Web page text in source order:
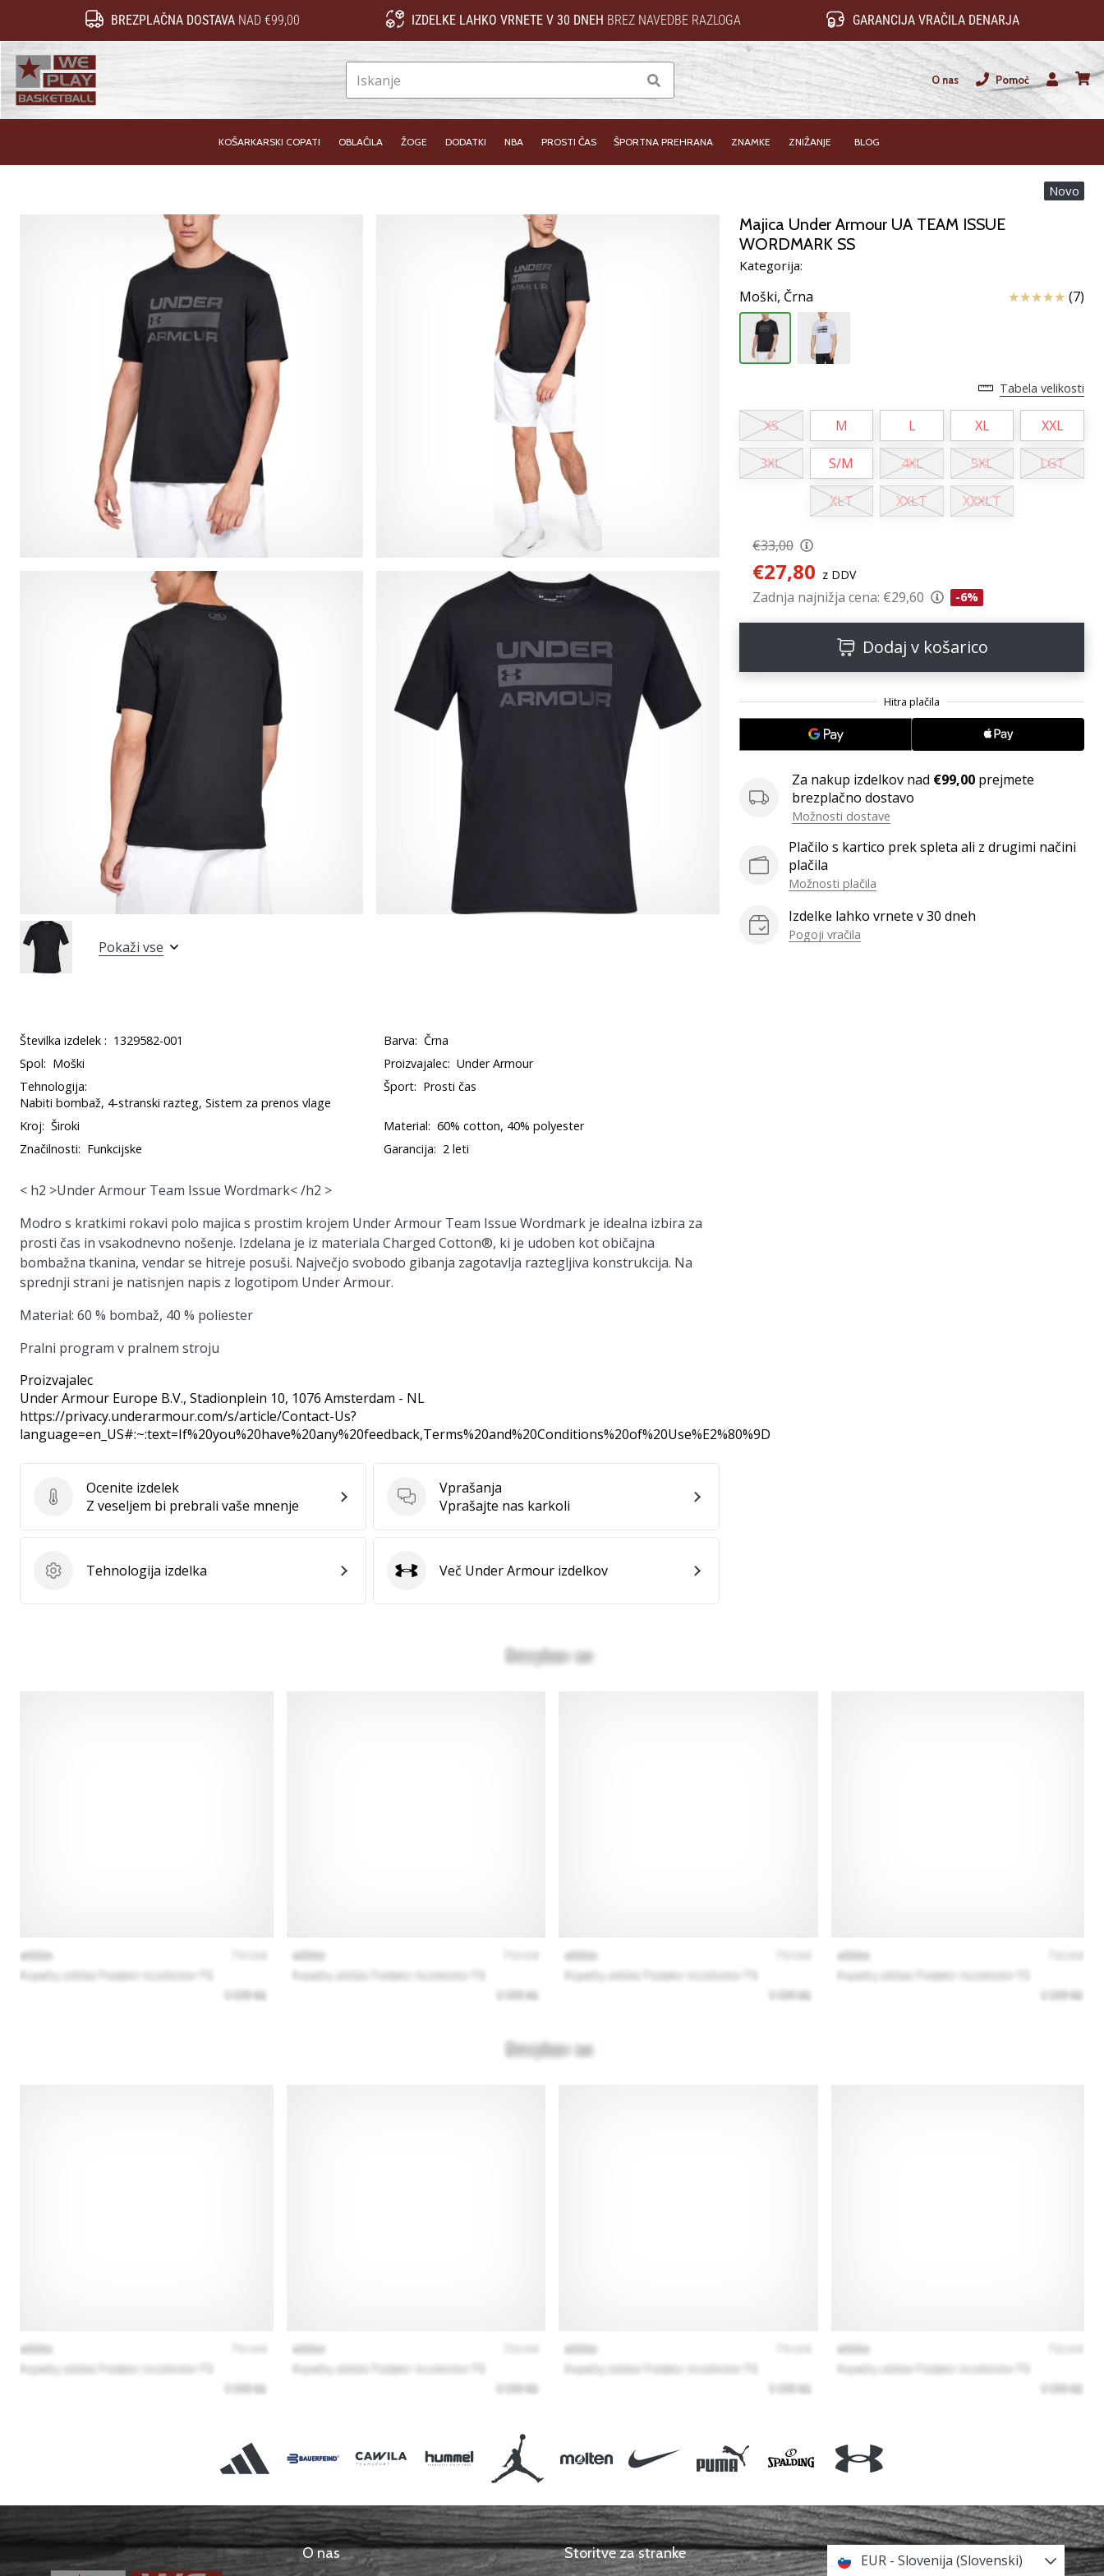
BREZPLAČNA DOSTAVA NAD €99,00 IZDELKE LAHKO VRNETE V 30 DNEH BREZ NAVEDBE RAZLOGA GARANCIJA VRAČILA DENARJA
Iskanje O nas
Pomoč
Uporabnik
KOŠARKARSKI COPATI OBLAČILA ŽOGE DODATKI NBA PROSTI ČAS ŠPORTNA PREHRANA ZNAMKE ZNIŽANJE BLOG
Novo
Majica Under Armour UA TEAM ISSUE
WORDMARK SS
Kategorija:
Moški, Črna Ocena izdelka
(7)
Tabela velikosti
XS M L XL XXL
3XL S/M 4XL 5XL LGT
XLT XXLT XXXLT
€33,00
€27,80 z DDV
Zadnja najnižja cena: €29,60 -6%
Dodaj v košarico
Za nakup izdelkov nad €99,00 prejmete
brezplačno dostavo
Možnosti dostave
Plačilo s kartico prek spleta ali z drugimi načini
plačila
Možnosti plačila
Izdelke lahko vrnete v 30 dneh
Pogoji vračila
Pokaži vse
Številka izdelek : 1329582-001 Barva: Črna
Spol: Moški Proizvajalec: Under Armour
Tehnologija:
Nabiti bombaž, 4-stranski razteg, Sistem za prenos vlage
Šport: Prosti čas
Kroj: Široki Material: 60% cotton, 40% polyester
Značilnosti: Funkcijske Garancija: 2 leti
< h2 >Under Armour Team Issue Wordmark< /h2 >
Modro s kratkimi rokavi polo majica s prostim krojem Under Armour Team Issue Wordmark je idealna izbira za
prosti čas in vsakodnevno nošenje. Izdelana je iz materiala Charged Cotton®, ki je udoben kot običajna
bombažna tkanina, vendar se hitreje posuši. Največjo svobodo gibanja zagotavlja raztegljiva konstrukcija. Na
sprednji strani je natisnjen napis z logotipom Under Armour.
Material: 60 % bombaž, 40 % poliester
Pralni program v pralnem stroju
Proizvajalec
Under Armour Europe B.V., Stadionplein 10, 1076 Amsterdam - NL
https://privacy.underarmour.com/s/article/Contact-Us?
language=en_US#:~:text=If%20you%20have%20any%20feedback,Terms%20and%20Conditions%20of%20Use%E2%80%9D
Ocenite izdelek
Ocenite izdelek
Z veseljem bi prebrali vaše mnenje
Vprašanja
Vprašanja
Vprašajte nas karkoli
Tehnologija izdelka
Tehnologija izdelka Under Armour
Več Under Armour izdelkov
O nas Storitve za stranke EUR - Slovenija (Slovenski)